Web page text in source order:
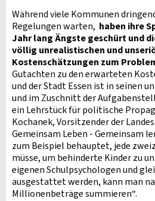
Während viele Kommunen
Regelungen warten, haben ihre
Jahr lang Ängste geschürt und
völlig unrealistischen und
Kostenschätzungen zum
Gutachten zu den erwarteten
und der Stadt Essen ist in seinen
und im Zuschnitt der
ein Lehrstück für politische
Kochanek, Vorsitzender der
Gemeinsam Leben - Gemeinsam
zum Beispiel behauptet, jede
müsse, um behinderte Kinder zu
eigenen Schulpsychologen und
ausgestattet werden, kann man
Millionenbeträge summieren“.